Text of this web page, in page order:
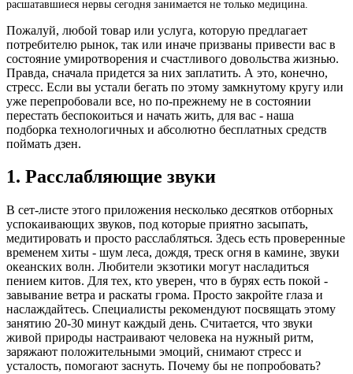
расшатавшиеся нервы сегодня занимается не только медицина.
Пожалуй, любой товар или услуга, которую предлагает
потребителю рынок, так или иначе призваны привести вас в
состояние умиротворения и счастливого довольства жизнью.
Правда, сначала придется за них заплатить. А это, конечно,
стресс. Если вы устали бегать по этому замкнутому кругу или
уже перепробовали все, но по-прежнему не в состоянии
перестать беспокоиться и начать жить, для вас - наша
подборка технологичных и абсолютно бесплатных средств
поймать дзен.
1. Расслабляющие звуки
В сет-листе этого приложения несколько десятков отборных
успокаивающих звуков, под которые приятно засыпать,
медитировать и просто расслабляться. Здесь есть проверенные
временем хиты - шум леса, дождя, треск огня в камине, звуки
океанских волн. Любители экзотики могут насладиться
пением китов. Для тех, кто уверен, что в бурях есть покой -
завывание ветра и раскаты грома. Просто закройте глаза и
наслаждайтесь. Специалисты рекомендуют посвящать этому
занятию 20-30 минут каждый день. Считается, что звуки
живой природы настраивают человека на нужный ритм,
заряжают положительными эмоций, снимают стресс и
усталость, помогают заснуть. Почему бы не попробовать?